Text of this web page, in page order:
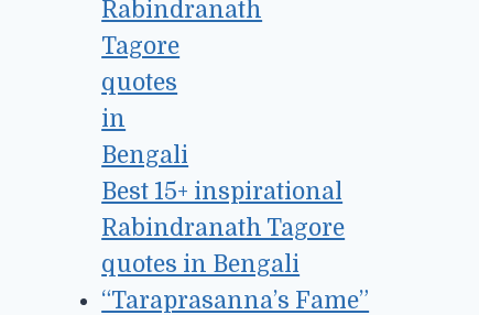
Best 15+ inspirational
Rabindranath Tagore
quotes in Bengali
“Taraprasanna’s Fame”